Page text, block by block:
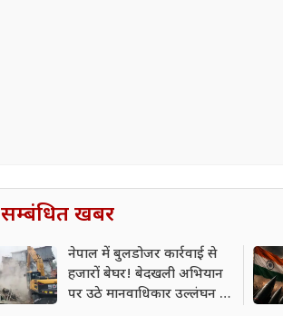
सम्बंधित खबर
नेपाल में बुलडोजर कार्रवाई से
हजारों बेघर! बेदखली अभियान
पर उठे मानवाधिकार उल्लंघन के